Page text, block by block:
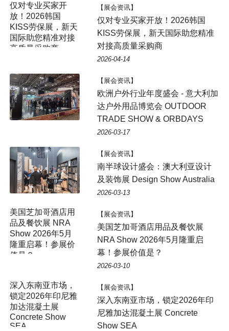
仅对专业买家开
放！2026韩国
KISS劳保展，新天
国际助您精准对接
高质量采购商
【展会资讯】
仅对专业买家开放！2026韩国
KISS劳保展，新天国际助您精准
对接高质量采购商
2026-04-14
【展会资讯】
欧洲户外行业年度盛会 - 意大利加
达户外用品博览会 OUTDOOR
TRADE SHOW & ORBDAYS
2026-03-17
【展会资讯】
南半球设计盛会：澳大利亚设计
及装饰展 Design Show Australia
2026-03-13
【展会资讯】
美国芝加哥酒店用品及餐饮展
NRA Show 2026年5月隆重启
幕！参展价值是？
2026-03-10
深入东南亚市场，
锁定2026年印尼雅
加达混凝土展
Concrete Show
SEA
【展会资讯】
深入东南亚市场，锁定2026年印
尼雅加达混凝土展 Concrete
Show SEA